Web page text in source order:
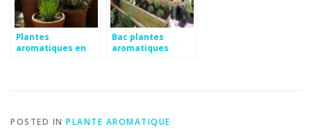
Plantes
aromatiques en
Bac plantes
aromatiques
POSTED IN PLANTE AROMATIQUE